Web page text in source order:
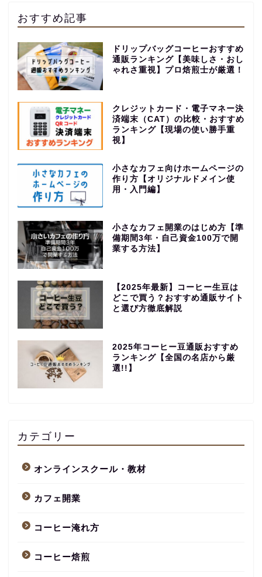
おすすめ記事
ドリップバッグコーヒーおすすめ
通販ランキング【美味しさ・おし
ゃれさ重視】プロ焙煎士が厳選！
クレジットカード・電子マネー決
済端末（CAT）の比較・おすすめ
ランキング【現場の使い勝手重
視】
小さなカフェ向けホームページの
作り方【オリジナルドメイン使
用・入門編】
小さなカフェ開業のはじめ方【準
備期間3年・自己資金100万で開
業する方法】
【2025年最新】コーヒー生豆は
どこで買う？おすすめ通販サイト
と選び方徹底解説
2025年コーヒー豆通販おすすめ
ランキング【全国の名店から厳
選!!】
カテゴリー
オンラインスクール・教材
カフェ開業
コーヒー淹れ方
コーヒー焙煎
【完全版】小さなカフェ
開業準備・必要なもの一
コーヒー焙煎のやり方